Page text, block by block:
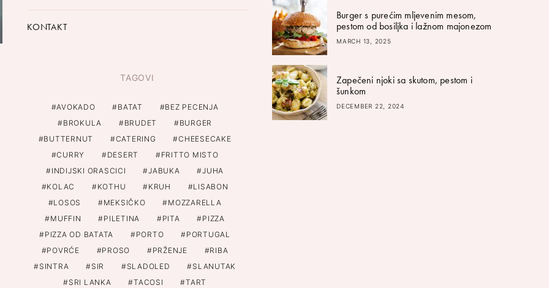
KONTAKT
TAGOVI
AVOKADO BATAT
BEZ PECENJA
BROKULA
BRUDET
BURGER
BUTTERNUT
CATERING
CHEESECAKE
CURRY
DESERT
FRITTO MISTO
INDIJSKI ORASCICI
JABUKA
JUHA
KOLAC
KOTHU KRUH
LISABON
LOSOS
MEKSIČKO
MOZZARELLA
MUFFIN
PILETINA PITA
PIZZA
PIZZA OD BATATA
PORTO
PORTUGAL
POVRĆE
PROSO PRŽENJE
RIBA
SINTRA
SIR SLADOLED
SLANUTAK
SRI LANKA
TACOSI
TART
Burger s purećim mljevenim mesom,
pestom od bosiljka i lažnom majonezom
MARCH 13, 2025
Zapečeni njoki sa skutom, pestom i
šunkom
DECEMBER 22, 2024